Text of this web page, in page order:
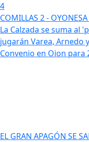
4
COMILLAS 2 -
La Calzada se suma al
jugarán Varea, Arnedo
Convenio en Oion
EL GRAN APAGÓN SE